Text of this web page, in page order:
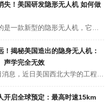
失！美国研发隐形无人机 如何做
！揭秘美国造出的隐身无人机：
声学完全无效
开启全球预定：最高时速15km